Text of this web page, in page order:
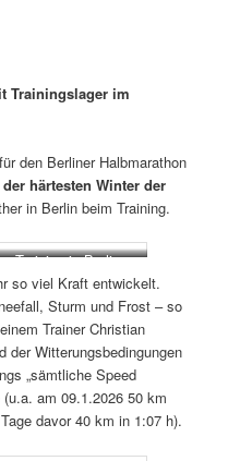
Trainingslager im
den Berliner Halbmarathon
härtesten Winter der
in Berlin beim Training.
Training in Berlin
so viel Kraft entwickelt.
Sturm und Frost – so
Trainer Christian
der Witterungsbedingungen
„sämtliche Speed
(u.a. am 09.1.2026 50 km
davor 40 km in 1:07 h).